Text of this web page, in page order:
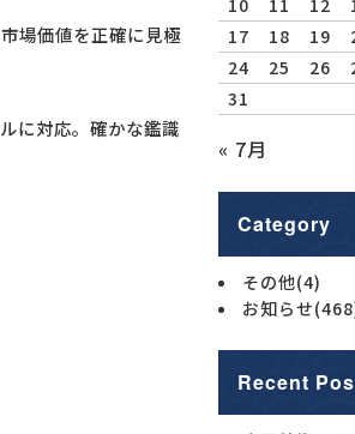
場価値を正確に見極
に対応。確かな鑑識
17
18 19
24
25 26
31
« 7月
Category
その他(4)
お知らせ
Recent